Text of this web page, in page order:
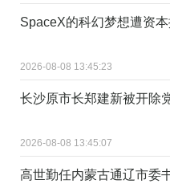
SpaceX的科幻梦想遭资
2026-08-08 13:45:23
长沙原市长郑建新被开除
2026-08-08 13:45:07
高世勤任内蒙古通辽市委